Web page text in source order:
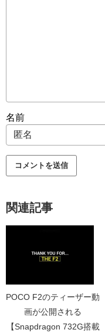
名前
関連記事
POCO F2のティーザー動
画が公開される
【Snapdragon 732G搭載